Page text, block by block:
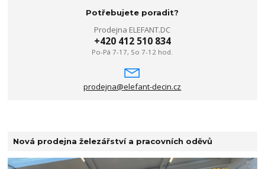
Potřebujete poradit?
Prodejna ELEFANT.DC
+420 412 510 834
Po-Pá 7-17, So 7-12 hod.
prodejna@elefant-decin.cz
Nová prodejna železářství a pracovních oděvů